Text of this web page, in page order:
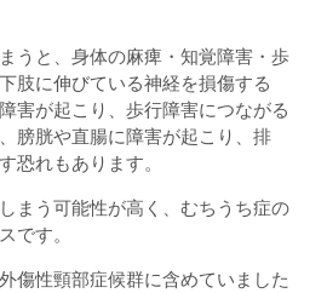
うと、身体の麻痺・知覚障害・歩
肢に伸びている神経を損傷する
害が起こり、歩行障害につながる
膀胱や直腸に障害が起こり、排
恐れもあります。
まう可能性が高く、むちうち症の
です。
傷性頸部症候群に含めていました